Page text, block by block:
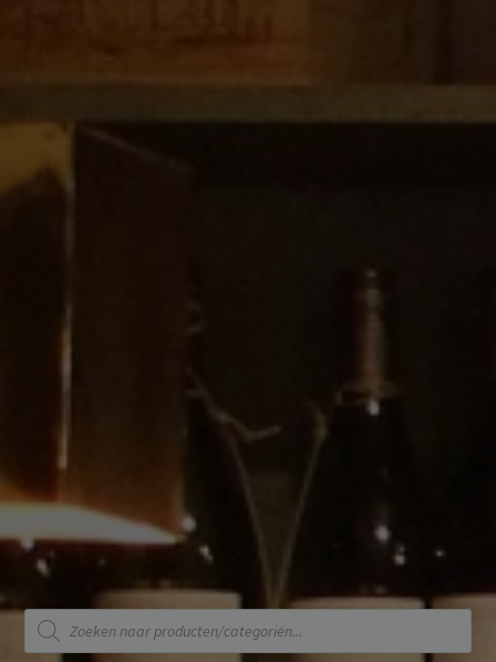
Producten
zoeken